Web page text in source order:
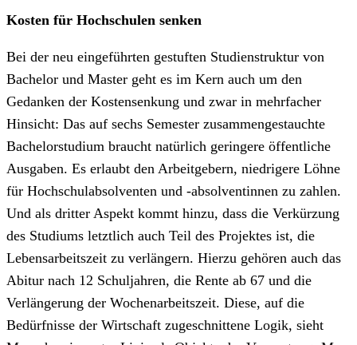
Kosten für Hochschulen senken
Bei der neu eingeführten gestuften Studienstruktur von
Bachelor und Master geht es im Kern auch um den
Gedanken der Kostensenkung und zwar in mehrfacher
Hinsicht: Das auf sechs Semester zusammengestauchte
Bachelorstudium braucht natürlich geringere öffentliche
Ausgaben. Es erlaubt den Arbeitgebern, niedrigere Löhne
für Hochschulabsolventen und -absolventinnen zu zahlen.
Und als dritter Aspekt kommt hinzu, dass die Verkürzung
des Studiums letztlich auch Teil des Projektes ist, die
Lebensarbeitszeit zu verlängern. Hierzu gehören auch das
Abitur nach 12 Schuljahren, die Rente ab 67 und die
Verlängerung der Wochenarbeitszeit. Diese, auf die
Bedürfnisse der Wirtschaft zugeschnittene Logik, sieht